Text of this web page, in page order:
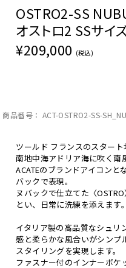
OSTRO2-SS
オストロ2 SSサイ
¥209,000
商品番号 ACT-OSTRO2-SS-SH_NU
ツールド フランスのスター
南地中海アドリア海に吹く南
ACATEのブランドアイコンと
バックで表現。
ヌバックで仕立てた〈
とい、日常に洗練を添えます。
イタリア製の高品質なシュリ
感と柔らかな風合いがシンプ
スタイリングを実現します。
ファスナー付のインナーポケ